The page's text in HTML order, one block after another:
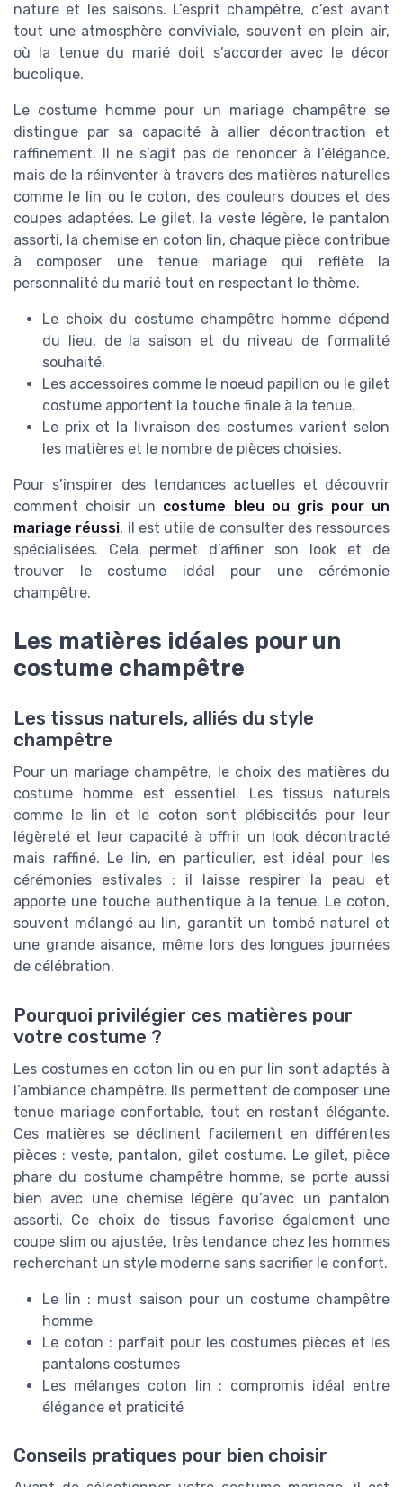
nature et les saisons. L’esprit champêtre, c’est avant
tout une atmosphère conviviale, souvent en plein air,
où la tenue du marié doit s’accorder avec le décor
bucolique.
Le costume homme pour un mariage champêtre se
distingue par sa capacité à allier décontraction et
raffinement. Il ne s’agit pas de renoncer à l’élégance,
mais de la réinventer à travers des matières naturelles
comme le lin ou le coton, des couleurs douces et des
coupes adaptées. Le gilet, la veste légère, le pantalon
assorti, la chemise en coton lin, chaque pièce contribue
à composer une tenue mariage qui reflète la
personnalité du marié tout en respectant le thème.
Le choix du costume champêtre homme dépend
du lieu, de la saison et du niveau de formalité
souhaité.
Les accessoires comme le noeud papillon ou le gilet
costume apportent la touche finale à la tenue.
Le prix et la livraison des costumes varient selon
les matières et le nombre de pièces choisies.
Pour s’inspirer des tendances actuelles et découvrir
comment choisir un costume bleu ou gris pour un
mariage réussi, il est utile de consulter des ressources
spécialisées. Cela permet d’affiner son look et de
trouver le costume idéal pour une cérémonie
champêtre.
Les matières idéales pour un
costume champêtre
Les tissus naturels, alliés du style
champêtre
Pour un mariage champêtre, le choix des matières du
costume homme est essentiel. Les tissus naturels
comme le lin et le coton sont plébiscités pour leur
légèreté et leur capacité à offrir un look décontracté
mais raffiné. Le lin, en particulier, est idéal pour les
cérémonies estivales : il laisse respirer la peau et
apporte une touche authentique à la tenue. Le coton,
souvent mélangé au lin, garantit un tombé naturel et
une grande aisance, même lors des longues journées
de célébration.
Pourquoi privilégier ces matières pour
votre costume ?
Les costumes en coton lin ou en pur lin sont adaptés à
l’ambiance champêtre. Ils permettent de composer une
tenue mariage confortable, tout en restant élégante.
Ces matières se déclinent facilement en différentes
pièces : veste, pantalon, gilet costume. Le gilet, pièce
phare du costume champêtre homme, se porte aussi
bien avec une chemise légère qu’avec un pantalon
assorti. Ce choix de tissus favorise également une
coupe slim ou ajustée, très tendance chez les hommes
recherchant un style moderne sans sacrifier le confort.
Le lin : must saison pour un costume champêtre
homme
Le coton : parfait pour les costumes pièces et les
pantalons costumes
Les mélanges coton lin : compromis idéal entre
élégance et praticité
Conseils pratiques pour bien choisir